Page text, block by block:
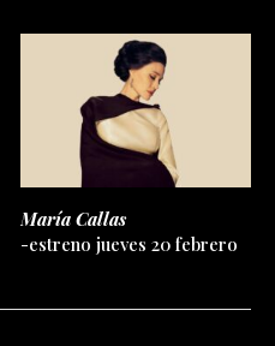
María Callas
-estreno jueves 20 febrero